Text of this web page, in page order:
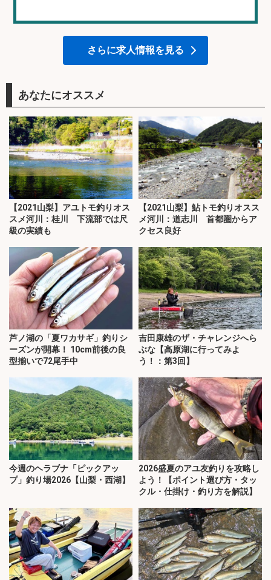
さらに求人情報を見る
あなたにオススメ
【2021山梨】アユトモ釣りオス
スメ河川：桂川 下流部では尺
級の実績も
【2021山梨】鮎トモ釣りオスス
メ河川：道志川 首都圏からア
クセス良好
芦ノ湖の「夏ワカサギ」釣りシ
ーズンが開幕！ 10cm前後の良
型揃いで72尾手中
吉田康雄のザ・チャレンジへら
ぶな【高原湖に行ってみよ
う！：第3回】
今週のヘラブナ「ピックアッ
プ」釣り場2026【山梨・西湖】
2026盛夏のアユ友釣りを攻略し
よう！【ポイント選び方・タッ
クル・仕掛け・釣り方を解説】